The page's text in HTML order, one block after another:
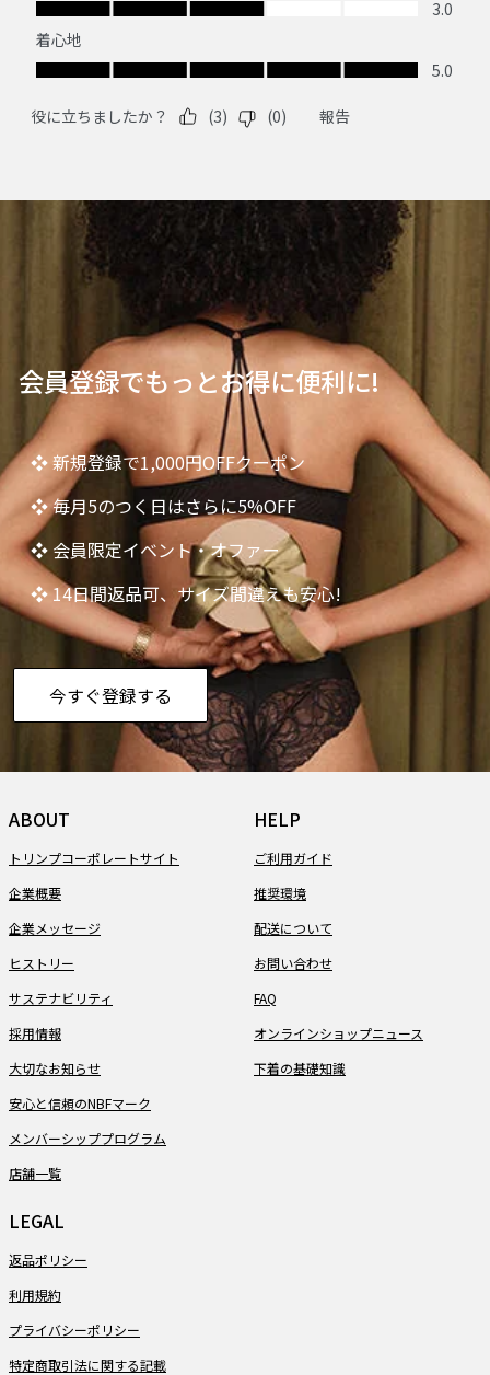
会員登録でもっとお得に便利に!
❖ 新規登録で1,000円OFFクーポン
❖ 毎月5のつく日はさらに5%OFF
❖ 会員限定イベント・オファー
❖ 14日間返品可、サイズ間違えも安心!
今すぐ登録する
ABOUT
トリンプコーポレートサイト
企業概要
企業メッセージ
ヒストリー
サステナビリティ
採用情報
大切なお知らせ
安心と信頼のNBFマーク
メンバーシッププログラム
店舗一覧
HELP
ご利用ガイド
推奨環境
配送について
お問い合わせ
FAQ
オンラインショップニュース
下着の基礎知識
LEGAL
返品ポリシー
利用規約
プライバシーポリシー
特定商取引法に関する記載